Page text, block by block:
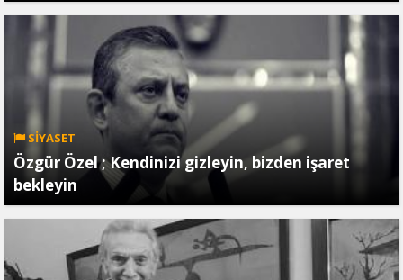
SİYASET
Özgür Özel ; Kendinizi gizleyin, bizden işaret
bekleyin